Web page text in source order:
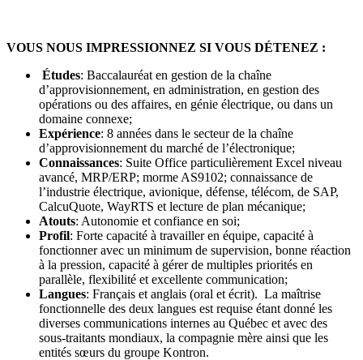
VOUS NOUS IMPRESSIONNEZ SI VOUS DÉTENEZ :
Études: Baccalauréat en gestion de la chaîne
d’approvisionnement, en administration, en gestion des
opérations ou des affaires, en génie électrique, ou dans un
domaine connexe;
Expérience: 8 années dans le secteur de la chaîne
d’approvisionnement du marché de l’électronique;
Connaissances: Suite Office particulièrement Excel niveau
avancé, MRP/ERP; morme AS9102; connaissance de
l’industrie électrique, avionique, défense, télécom, de SAP,
CalcuQuote, WayRTS et lecture de plan mécanique;
Atouts: Autonomie et confiance en soi;
Profil: Forte capacité à travailler en équipe, capacité à
fonctionner avec un minimum de supervision, bonne réaction
à la pression, capacité à gérer de multiples priorités en
parallèle, flexibilité et excellente communication;
Langues: Français et anglais (oral et écrit). La maîtrise
fonctionnelle des deux langues est requise étant donné les
diverses communications internes au Québec et avec des
sous-traitants mondiaux, la compagnie mère ainsi que les
entités sœurs du groupe Kontron.